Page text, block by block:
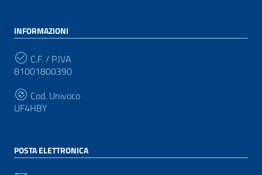
INFORMAZIONI
C.F. / P.IVA
81001800390
Cod. Univoco
UF4HBY
POSTA ELETTRONICA